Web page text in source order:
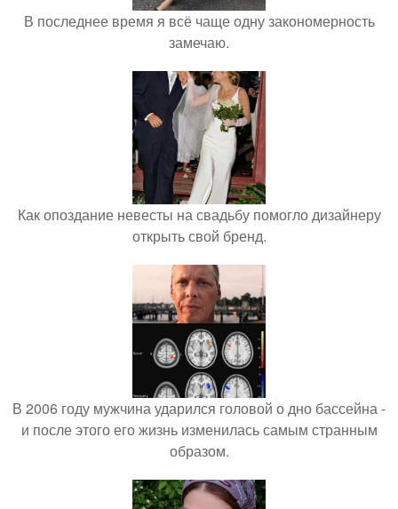
В последнее время я всё чаще одну закономерность
замечаю.
Как опоздание невесты на свадьбу помогло дизайнеру
открыть свой бренд.
В 2006 году мужчина ударился головой о дно бассейна -
и после этого его жизнь изменилась самым странным
образом.